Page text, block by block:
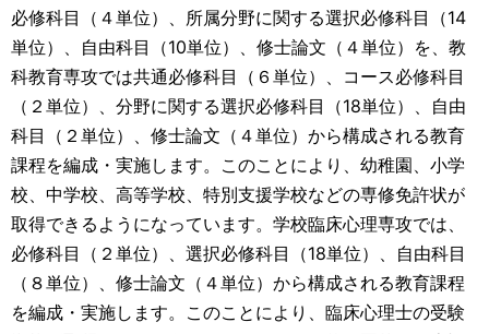
必修科目（４単位）、所属分野に関する選択必修科目（14
単位）、自由科目（10単位）、修士論文（４単位）を、教
科教育専攻では共通必修科目（６単位）、コース必修科目
（２単位）、分野に関する選択必修科目（18単位）、自由
科目（２単位）、修士論文（４単位）から構成される教育
課程を編成・実施します。このことにより、幼稚園、小学
校、中学校、高等学校、特別支援学校などの専修免許状が
取得できるようになっています。学校臨床心理専攻では、
必修科目（２単位）、選択必修科目（18単位）、自由科目
（８単位）、修士論文（４単位）から構成される教育課程
を編成・実施します。このことにより、臨床心理士の受験